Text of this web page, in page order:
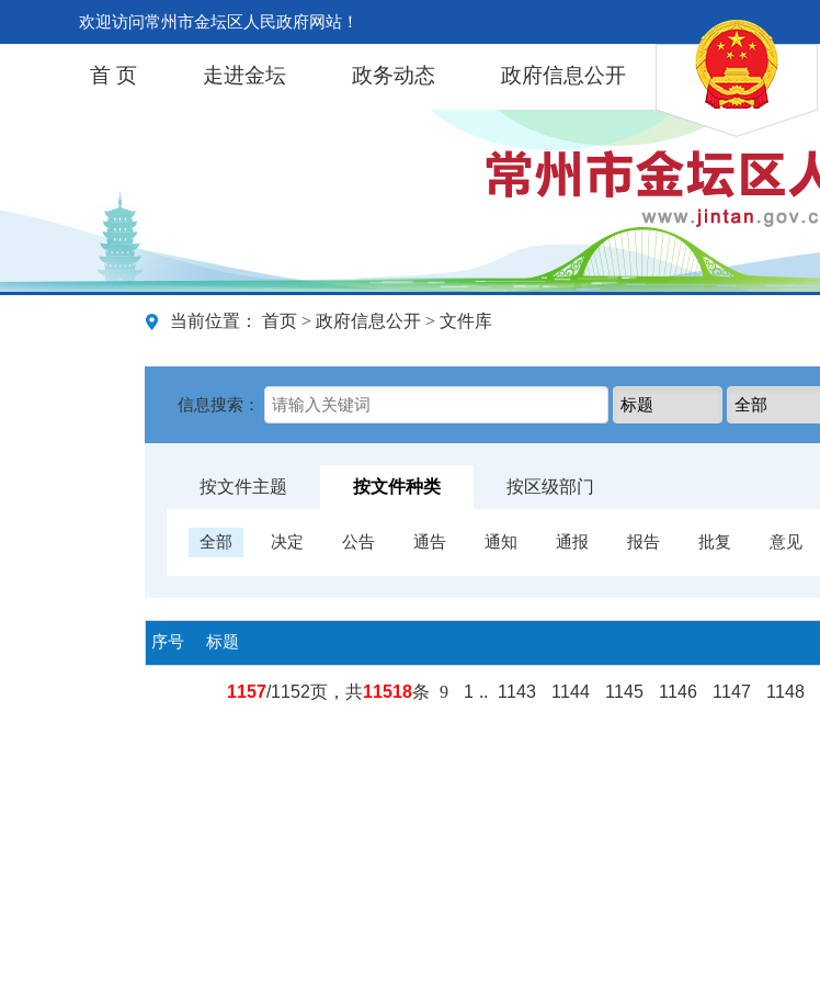
欢迎访问常州市金坛区人民政府网站！
首 页 走进金坛 政务动态 政府信息公开
当前位置： 首页 > 政府信息公开 > 文件库
信息搜索：
按文件主题 按文件种类 按区级部门
全部 决定 公告 通告 通知 通报 报告 批复 意见
序号 标题
1157/1152页，共11518条 9 1 .. 1143 1144 1145 1146 1147 1148